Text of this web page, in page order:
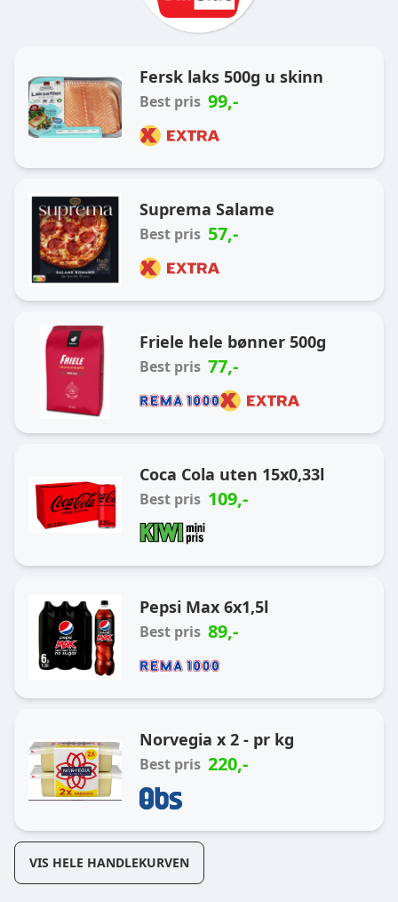
Fersk laks 500g u skinn
Best pris 99,-
Suprema Salame
Best pris 57,-
Friele hele bønner 500g
Best pris 77,-
Coca Cola uten 15x0,33l
Best pris 109,-
Pepsi Max 6x1,5l
Best pris 89,-
Norvegia x 2 - pr kg
Best pris 220,-
VIS HELE HANDLEKURVEN